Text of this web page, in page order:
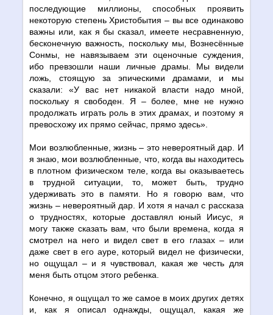
последующие миллионы, способных проявить
некоторую степень Христобытия – вы все одинаково
важны или, как я бы сказал, имеете несравненную,
бесконечную важность, поскольку мы, Вознесённые
Сонмы, не навязываем эти оценочные суждения,
ибо превзошли наши личные драмы. Мы видели
ложь, стоящую за эпическими драмами, и мы
сказали: «У вас нет никакой власти надо мной,
поскольку я свободен. Я – более, мне не нужно
продолжать играть роль в этих драмах, и поэтому я
превосхожу их прямо сейчас, прямо здесь».
Мои возлюбленные, жизнь – это невероятный дар. И
я знаю, мои возлюбленные, что, когда вы находитесь
в плотном физическом теле, когда вы оказываетесь
в трудной ситуации, то, может быть, трудно
удерживать это в памяти. Но я говорю вам, что
жизнь – невероятный дар. И хотя я начал с рассказа
о трудностях, которые доставлял юный Иисус, я
могу также сказать вам, что были времена, когда я
смотрел на него и видел свет в его глазах – или
даже свет в его ауре, который видел не физически,
но ощущал – и я чувствовал, какая же честь для
меня быть отцом этого ребенка.
Конечно, я ощущал то же самое в моих других детях
и, как я описал однажды, ощущал, какая же